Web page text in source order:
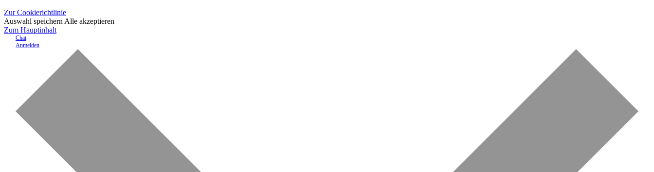
Zur Cookierichtlinie
Auswahl speichern Alle akzeptieren
Zum Hauptinhalt
Chat
Anmelden